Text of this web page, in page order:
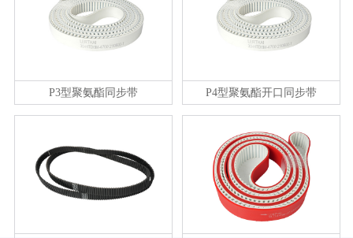
P3型聚氨酯同步带 P4型聚氨酯开口同步带